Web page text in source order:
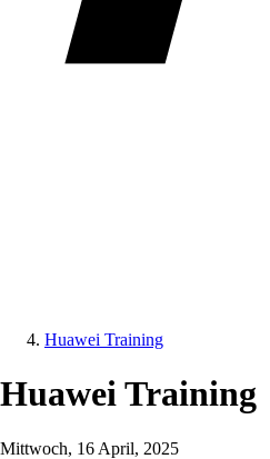
Huawei Training
Huawei Training
Mittwoch, 16 April, 2025